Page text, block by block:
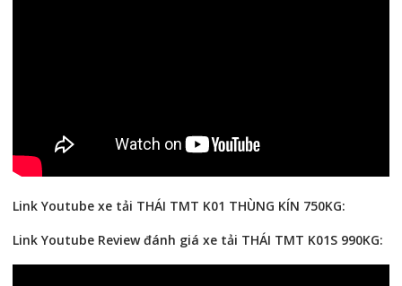
Link Youtube xe tải THÁI TMT K01 THÙNG KÍN 750KG:
Link Youtube Review đánh giá xe tải THÁI TMT K01S 990KG: